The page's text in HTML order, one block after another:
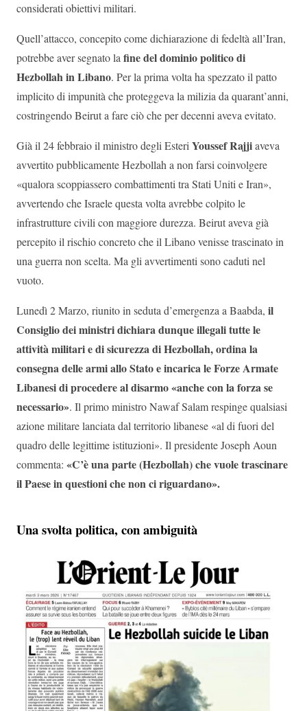
considerati obiettivi militari.
Quell’attacco, concepito come dichiarazione di fedeltà all’Iran,
potrebbe aver segnato lafine del dominio politico di
Hezbollah in Libano. Per la prima volta ha spezzato il patto
implicito di impunità che proteggeva la milizia da quarant’anni,
costringendo Beirut a fare ciò che per decenni aveva evitato.
Già il 24 febbraio il ministro degli EsteriYoussef Rajjiaveva
avvertito pubblicamente Hezbollah a non farsi coinvolgere
«qualora scoppiassero combattimenti tra Stati Uniti e Iran»,
avvertendo che Israele questa volta avrebbe colpito le
infrastrutture civili con maggiore durezza. Beirut aveva già
percepito il rischio concreto che il Libano venisse trascinato in
una guerra non scelta. Ma gli avvertimenti sono caduti nel
vuoto.
Lunedì 2 Marzo, riunito in seduta d’emergenza a Baabda, il
Consiglio dei ministri dichiara dunque illegali tutte le
attività militari e di sicurezza di Hezbollah, ordina la
consegna delle armi allo Stato e incarica le Forze Armate
Libanesi di procedere al disarmo «anche con la forza se
necessario». Il primo ministro Nawaf Salam respinge qualsiasi
azione militare lanciata dal territorio libanese «al di fuori del
quadro delle legittime istituzioni». Il presidente Joseph Aoun
commenta: «C’è una parte (Hezbollah) che vuole trascinare
il Paese in questioni che non ci riguardano».
Una svolta politica, con ambiguità